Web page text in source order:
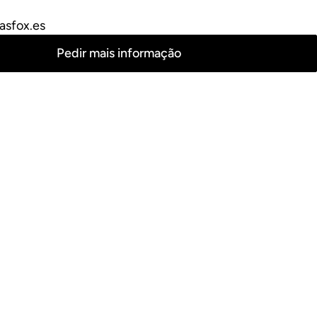
Pedir mais informação